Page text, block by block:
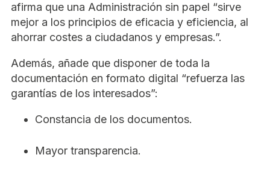
afirma que una Administración sin papel “sirve
mejor a los principios de eficacia y eficiencia, al
ahorrar costes a ciudadanos y empresas.”.
Además, añade que disponer de toda la
documentación en formato digital “refuerza las
garantías de los interesados”:
Constancia de los documentos.
Mayor transparencia.